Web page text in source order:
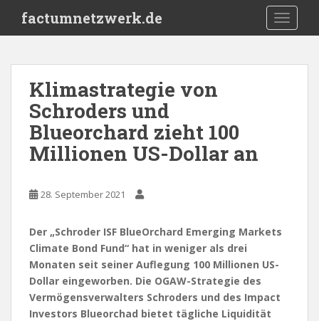
i
factumnetzwerk.de
Klimastrategie von
Schroders und
Blueorchard zieht 100
Millionen US-Dollar an
28. September 2021
Der „Schroder ISF BlueOrchard Emerging Markets
Climate Bond Fund“ hat in weniger als drei
Monaten seit seiner Auflegung 100 Millionen US-
Dollar eingeworben. Die OGAW-Strategie des
Vermögensverwalters Schroders und des Impact
Investors Blueorchad bietet tägliche Liquidität